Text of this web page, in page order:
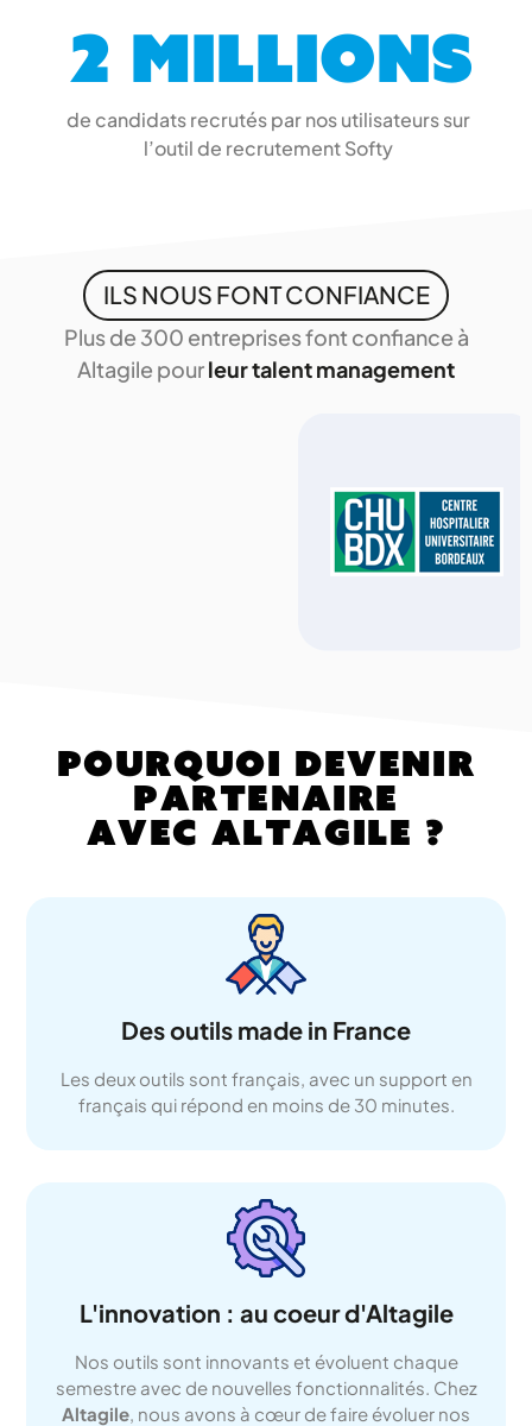
2 millions
de candidats recrutés par nos utilisateurs sur
l’outil de recrutement Softy
ILS NOUS FONT CONFIANCE
Plus de 300 entreprises font confiance à
Altagile pourleur talent management
Pourquoi devenir
partenaire
avec Altagile ?
Des outils made in France
Les deux outils sont français, avec un support en
français qui répond en moins de 30 minutes.
L'innovation : au coeur d'Altagile
Nos outils sont innovants et évoluent chaque
semestre avec de nouvelles fonctionnalités. Chez
Altagile, nous avons à cœur de faire évoluer nos